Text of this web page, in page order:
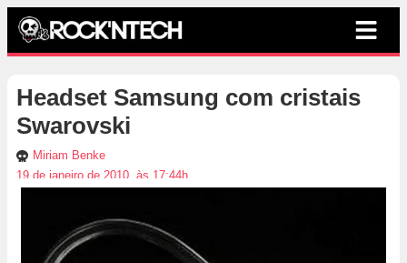
Headset Samsung com cristais
Swarovski
Miriam Benke
19 de janeiro de 2010, às 17:44h